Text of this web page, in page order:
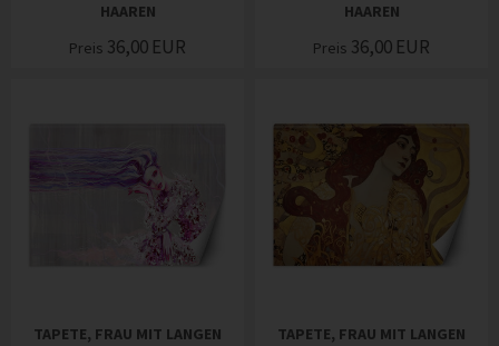
HAAREN
Preis 36,00 EUR
HAAREN
Preis 36,00 EUR
TAPETE, FRAU MIT LANGEN
TAPETE, FRAU MIT LANGEN